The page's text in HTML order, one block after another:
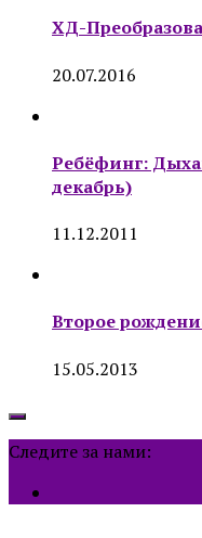
ХД-
20.07.2016
Ребёфинг:
декабрь)
11.12.2011
Второе
15.05.2013
Следите за нами: